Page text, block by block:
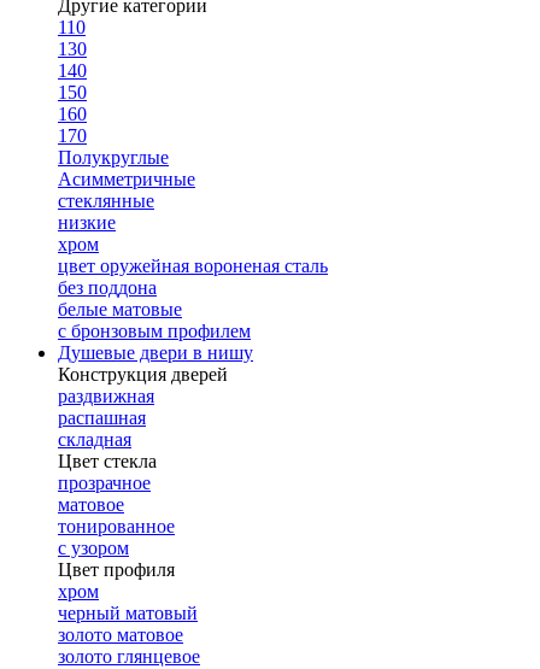
Другие категории
110
130
140
150
160
170
Полукруглые
Асимметричные
стеклянные
низкие
хром
цвет оружейная вороненая сталь
без поддона
белые матовые
с бронзовым профилем
Душевые двери в нишу
Конструкция дверей
раздвижная
распашная
складная
Цвет стекла
прозрачное
матовое
тонированное
с узором
Цвет профиля
хром
черный матовый
золото матовое
золото глянцевое